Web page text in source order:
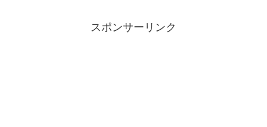
スポンサーリンク